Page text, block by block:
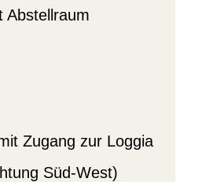
Abstellraum
Zugang zur Loggia
Süd-West)